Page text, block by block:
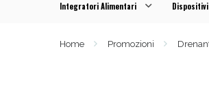
Integratori Alimentari
Home Promozioni